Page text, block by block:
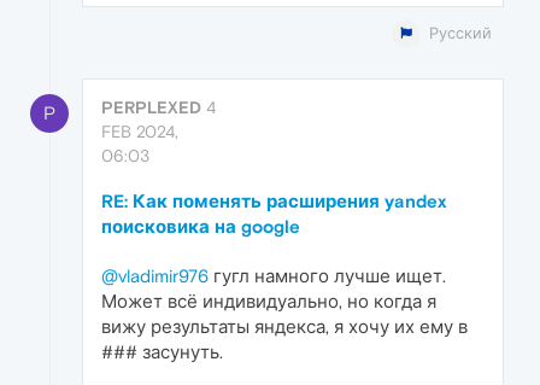
Русский
P PERPLEXED 4
FEB 2024,
06:03
RE: Как поменять расширения yandex
поисковика на google
@vladimir976 гугл намного лучше ищет.
Может всё индивидуально, но когда я
вижу результаты яндекса, я хочу их ему в
### засунуть.